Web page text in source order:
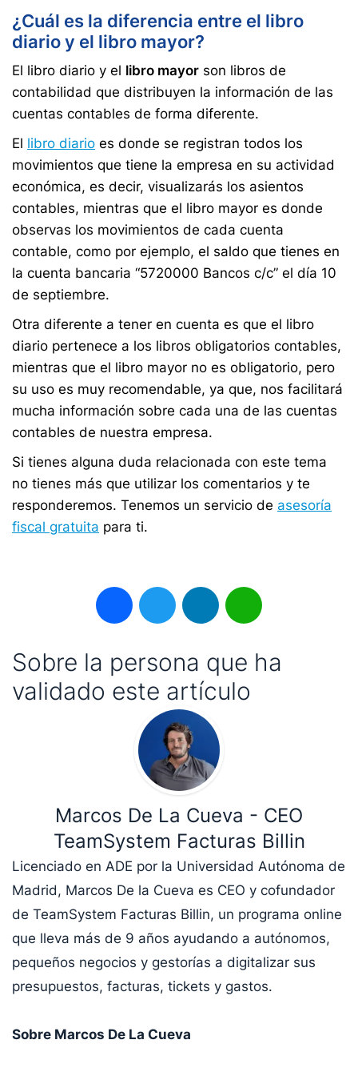
¿Cuál es la diferencia entre el libro
diario y el libro mayor?
El libro diario y el libro mayor son libros de
contabilidad que distribuyen la información de las
cuentas contables de forma diferente.
El libro diario es donde se registran todos los
movimientos que tiene la empresa en su actividad
económica, es decir, visualizarás los asientos
contables, mientras que el libro mayor es donde
observas los movimientos de cada cuenta
contable, como por ejemplo, el saldo que tienes en
la cuenta bancaria “5720000 Bancos c/c” el día 10
de septiembre.
Otra diferente a tener en cuenta es que el libro
diario pertenece a los libros obligatorios contables,
mientras que el libro mayor no es obligatorio, pero
su uso es muy recomendable, ya que, nos facilitará
mucha información sobre cada una de las cuentas
contables de nuestra empresa.
Si tienes alguna duda relacionada con este tema
no tienes más que utilizar los comentarios y te
responderemos. Tenemos un servicio de asesoría
fiscal gratuita para ti.
Facebook TwitterLinkedInWhatsApp
Sobre la persona que ha
validado este artículo
Marcos De La Cueva - CEO
TeamSystem Facturas Billin
Licenciado en ADE por la Universidad Autónoma de
Madrid, Marcos De la Cueva es CEO y cofundador
de TeamSystem Facturas Billin, un programa online
que lleva más de 9 años ayudando a autónomos,
pequeños negocios y gestorías a digitalizar sus
presupuestos, facturas, tickets y gastos.
Sobre Marcos De La Cueva